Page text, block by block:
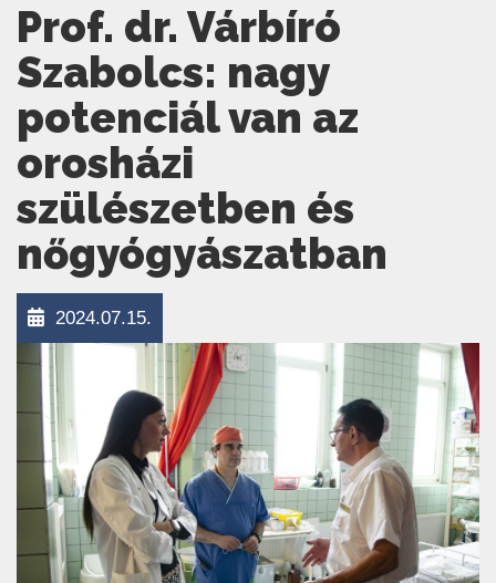
Prof. dr. Várbíró
Szabolcs: nagy
potenciál van az
orosházi
szülészetben és
nőgyógyászatban
2024.07.15.